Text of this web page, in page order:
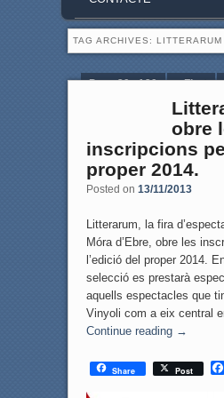
TAG ARCHIVES: LITTERARUM
Page 29 of 29 « First
obre
inscripcions
proper 2014.
Posted on 13/11/2013
Litterarum, la fira
Móra d’Ebre, obre les
l’edició del proper 2014.
selecció es prestarà
aquells espectacles que
Vinyoli com a eix central
Continue reading →
Share Post